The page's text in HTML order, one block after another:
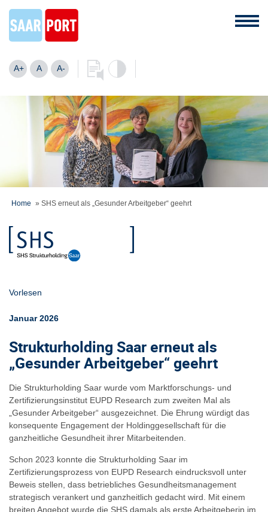
A+ A A-
Home » SHS erneut als „Gesunder Arbeitgeber“ geehrt
Vorlesen
Januar 2026
Strukturholding Saar erneut als
„Gesunder Arbeitgeber“geehrt
Die Strukturholding Saar wurde vom Marktforschungs- und
Zertifizierungsinstitut EUPD Research zum zweiten Mal als
„Gesunder Arbeitgeber“ ausgezeichnet. Die Ehrung würdigt das
konsequente Engagement der Holdinggesellschaft für die
ganzheitliche Gesundheit ihrer Mitarbeitenden.
Schon 2023 konnte die Strukturholding Saar im
Zertifizierungsprozess von EUPD Research eindrucksvoll unter
Beweis stellen, dass betriebliches Gesundheitsmanagement
strategisch verankert und ganzheitlich gedacht wird. Mit einem
breiten Angebot wurde die SHS damals als erste Arbeitgeberin im